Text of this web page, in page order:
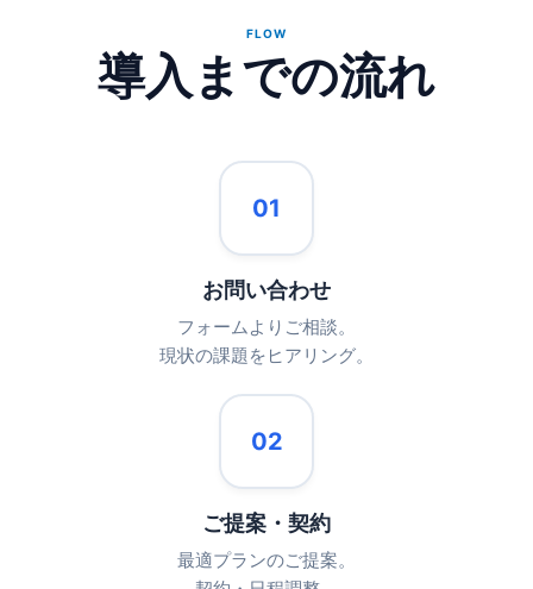
FLOW
導入までの流れ
01
お問い合わせ
フォームよりご相談。
現状の課題をヒアリング。
02
ご提案・契約
最適プランのご提案。